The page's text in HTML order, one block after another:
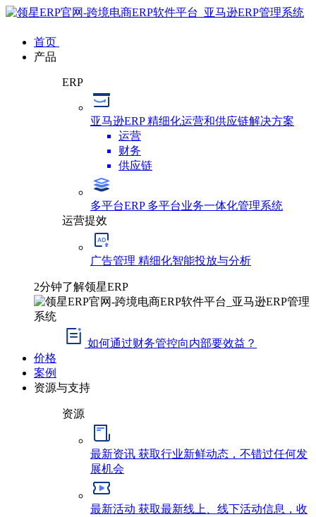
首页
产品
ERP
亚马逊ERP精细化运营和供应链解决方案
运营
财务
供应链
多平台ERP 多平台业务一体化管理系统
运营提效
广告管理 精细化智能投放与分析
2分钟了解领星ERP
如何通过财务管控向内部要效益？
价格
案例
资源与支持
资源
最新资讯 获取行业新鲜动态，不错过任何发
展机会
最新活动 获取最新线上、线下活动信息，收